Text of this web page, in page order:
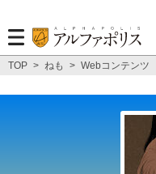
TOP > ねも > Webコンテンツ